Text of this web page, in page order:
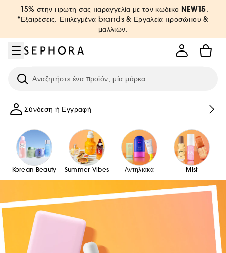
Μετάβαση στο μενού
Μετάβαση στο κύριο περιεχόμενο
Μετάβαση στο υποσέλιδο
-15% στην πρωτη σας παραγγελία με τον κωδικο NEW15.
*Εξαιρέσεις: Επιλεγμένα brands & Εργαλεία προσώπου &
μαλλιών.
Ερευνήστε
Σύνδεση ή Εγγραφή
Korean Beauty Summer Vibes Αντηλιακά Mist